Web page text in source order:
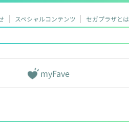
スペシャルコンテンツ セガプラザとは
myFave